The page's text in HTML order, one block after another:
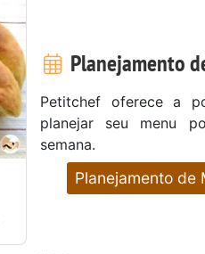
Planejamento
Petitchef oferece a
planejar seu menu
semana.
Planejamento de